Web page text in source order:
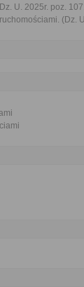
U. 2025r. poz.
(Dz.